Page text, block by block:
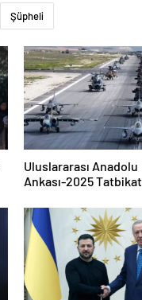
Şüpheli
Uluslararası Anadolu
Ankası-2025